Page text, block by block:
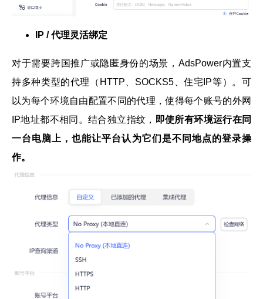
IP / 代理灵活绑定
对于需要跨国推广或隐匿身份的场景，AdsPower内置支
持多种类型的代理（HTTP、SOCKS5、住宅IP等）。可
以为每个环境自由配置不同的代理，使得每个账号的外网
IP地址都不相同。结合独立指纹， 即使所有环境运行在同
一台电脑上，也能让平台认为它们是不同地点的登录操
作。